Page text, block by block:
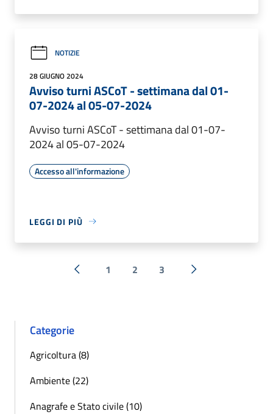
NOTIZIE
28 GIUGNO 2024
Avviso turni ASCoT - settimana dal 01-
07-2024 al 05-07-2024
Avviso turni ASCoT - settimana dal 01-07-
2024 al 05-07-2024
Accesso all'informazione
LEGGI DI PIÙ
« Precedente
1 2 3 Successiva »
Categorie
Agricoltura (8)
Ambiente (22)
Anagrafe e Stato civile (10)